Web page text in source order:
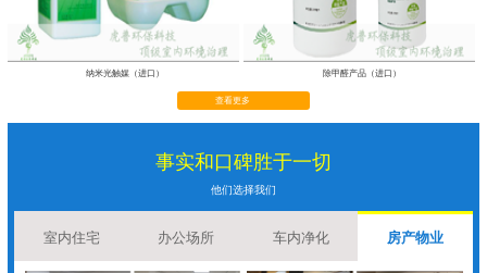
纳米光触媒（进口） 除甲醛产品（进口）
查看更多
事实和口碑胜于一切
他们选择我们
室内住宅 办公场所 车内净化 房产物业